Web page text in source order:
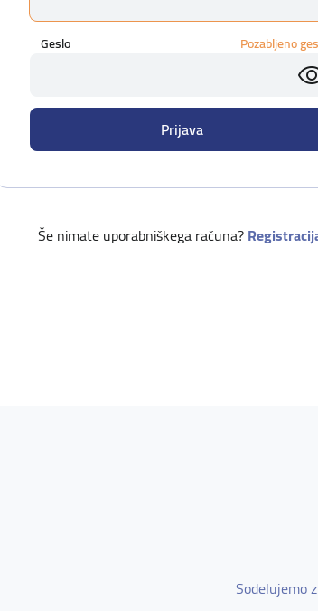
Geslo Pozabljeno
Še nimate uporabniškega računa?
Sodelujemo z